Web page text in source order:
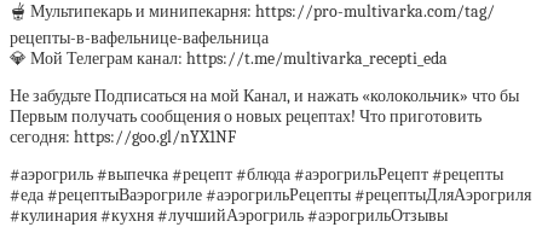
🫕 Мультипекарь и минипекарня: https://pro-multivarka.com/tag/
рецепты-в-вафельнице-вафельница
💎 Мой Телеграм канал: https://t.me/multivarka_recepti_eda
Не забудьте Подписаться на мой Канал, и нажать «колокольчик» что бы
Первым получать сообщения о новых рецептах! Что приготовить
сегодня: https://goo.gl/nYX1NF
#аэрогриль #выпечка #рецепт #блюда #аэрогрильРецепт #рецепты
#еда #рецептыВаэрогриле #аэрогрильРецепты #рецептыДляАэрогриля
#кулинария #кухня #лучшийАэрогриль #аэрогрильОтзывы